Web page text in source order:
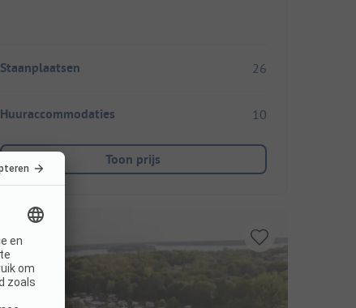
Staanplaatsen 26
Huuraccommodaties 10
Toon prijs